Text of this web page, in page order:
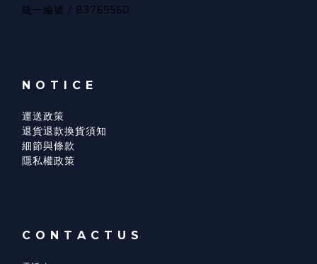
統一編號 / 83769560
N O T I C E
運送政策
退貨退款換貨須知
細節與條款
隱私權政策
C O N T A C T U S